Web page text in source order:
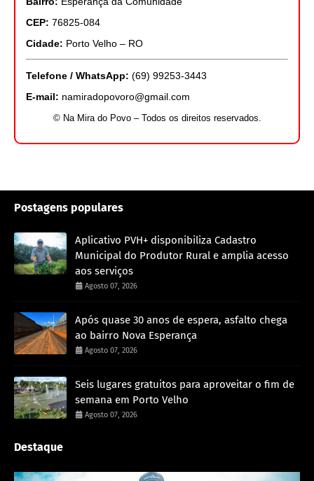
CEP: 76825-084
Cidade: Porto Velho – RO
Telefone / WhatsApp: (69) 99253-3443
E-mail: namiradopovoro@gmail.com
© Na Mira do Povo – Todos os direitos reservados.
Postagens populares
Aplicativo PVH+ disponibiliza Cadastro
Municipal do Produtor Rural e amplia acesso
aos serviços
Agosto 07, 2026
Após quase 30 anos de espera, asfalto chega
ao bairro Nova Esperança
Agosto 07, 2026
Seis lugares gratuitos para aproveitar o fim de
semana em Porto Velho
Agosto 07, 2026
Destaque